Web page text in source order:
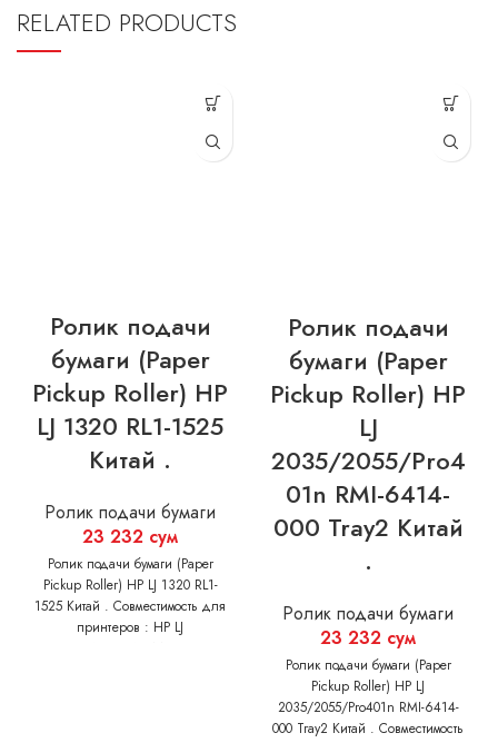
RELATED PRODUCTS
Ролик подачи
бумаги (Paper
Pickup Roller) HP
LJ 1320 RL1-1525
Китай .
Ролик подачи бумаги
23 232 сум
Ролик подачи бумаги (Paper
Pickup Roller) HP LJ 1320 RL1-
1525 Китай . Совместимость для
принтеров : HP LJ
Ролик подачи
бумаги (Paper
Pickup Roller) HP
LJ
2035/2055/Pro4
01n RMI-6414-
000 Tray2 Китай
.
Ролик подачи бумаги
23 232 сум
Ролик подачи бумаги (Paper
Pickup Roller) HP LJ
2035/2055/Pro401n RMI-6414-
000 Tray2 Китай . Совместимость